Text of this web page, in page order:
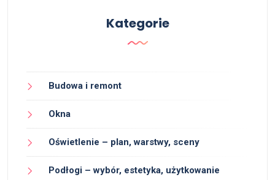
Kategorie
Budowa i remont
Okna
Oświetlenie – plan, warstwy, sceny
Podłogi – wybór, estetyka, użytkowanie